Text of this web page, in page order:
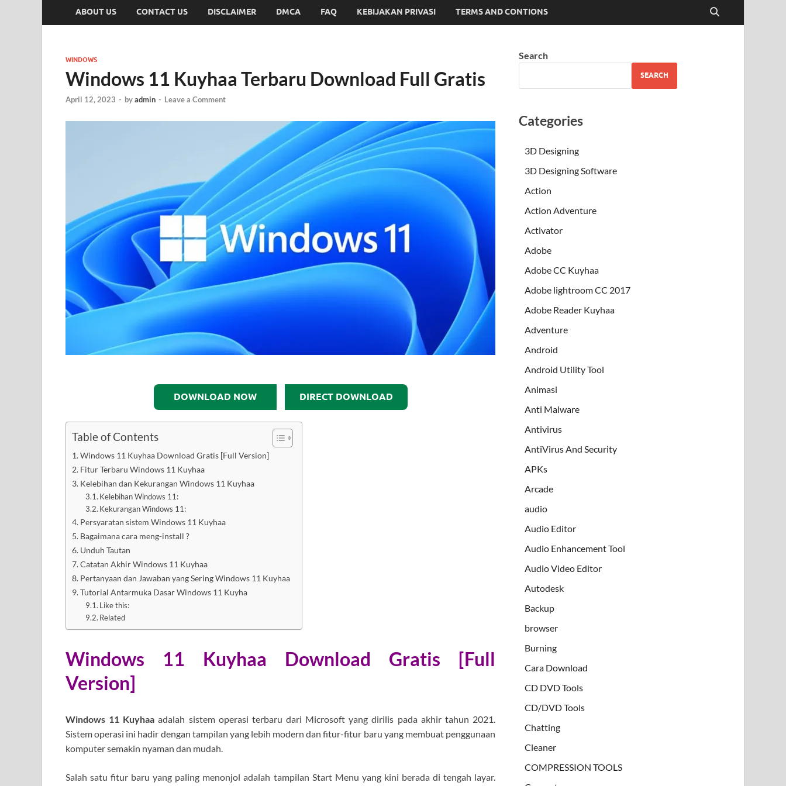
ABOUT US CONTACT US DISCLAIMER DMCA FAQ KEBIJAKAN PRIVASI TERMS AND CONTIONS
WINDOWS
Windows 11 Kuyhaa Terbaru Download Full Gratis
April 12, 2023 - byadmin - Leave a Comment
DOWNLOAD NOW DIRECT DOWNLOAD
Table of Contents
Windows 11 Kuyhaa Download Gratis [Full Version]
Fitur Terbaru Windows 11 Kuyhaa
Kelebihan dan Kekurangan Windows 11 Kuyhaa
Kelebihan Windows 11:
Kekurangan Windows 11:
Persyaratan sistem Windows 11 Kuyhaa
Bagaimana cara meng-install ?
Unduh Tautan
Catatan Akhir Windows 11 Kuyhaa
Pertanyaan dan Jawaban yang Sering Windows 11 Kuyhaa
Tutorial Antarmuka Dasar Windows 11 Kuyha
Like this:
Related
Windows 11 Kuyhaa Download Gratis [Full
Version]
Windows 11 Kuyhaa adalah sistem operasi terbaru dari Microsoft yang dirilis pada akhir tahun 2021.
Sistem operasi ini hadir dengan tampilan yang lebih modern dan fitur-fitur baru yang membuat penggunaan
komputer semakin nyaman dan mudah.
Salah satu fitur baru yang paling menonjol adalah tampilan Start Menu yang kini berada di tengah layar.
Search
SEARCH
Categories
3D Designing
3D Designing Software
Action
Action Adventure
Activator
Adobe
Adobe CC Kuyhaa
Adobe lightroom CC 2017
Adobe Reader Kuyhaa
Adventure
Android
Android Utility Tool
Animasi
Anti Malware
Antivirus
AntiVirus And Security
APKs
Arcade
audio
Audio Editor
Audio Enhancement Tool
Audio Video Editor
Autodesk
Backup
browser
Burning
Cara Download
CD DVD Tools
CD/DVD Tools
Chatting
Cleaner
COMPRESSION TOOLS